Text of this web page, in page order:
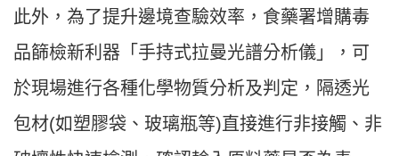
此外，為了提升邊境查驗效率，食藥署增購毒
品篩檢新利器「手持式拉曼光譜分析儀」，可
於現場進行各種化學物質分析及判定，隔透光
包材(如塑膠袋、玻璃瓶等)直接進行非接觸、非